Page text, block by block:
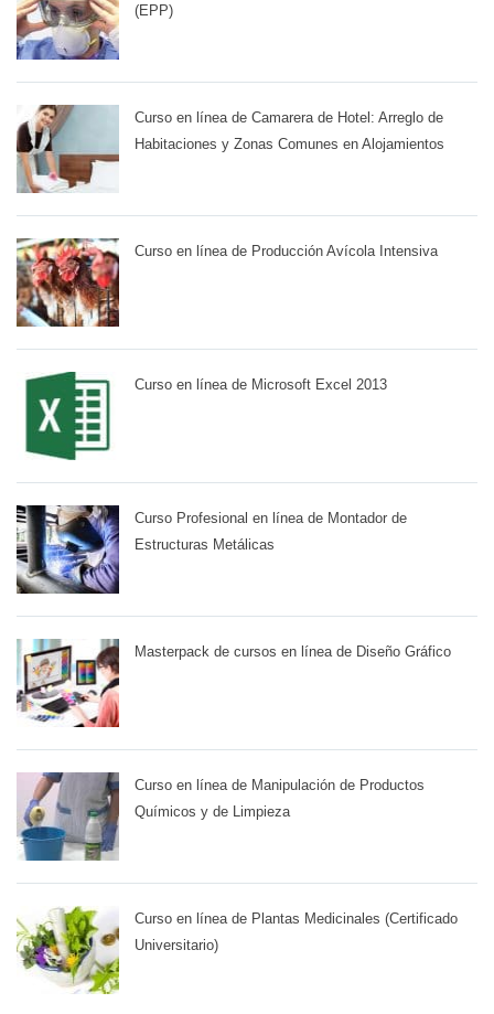
(EPP)
Curso en línea de Camarera de Hotel: Arreglo de
Habitaciones y Zonas Comunes en Alojamientos
Curso en línea de Producción Avícola Intensiva
Curso en línea de Microsoft Excel 2013
Curso Profesional en línea de Montador de
Estructuras Metálicas
Masterpack de cursos en línea de Diseño Gráfico
Curso en línea de Manipulación de Productos
Químicos y de Limpieza
Curso en línea de Plantas Medicinales (Certificado
Universitario)